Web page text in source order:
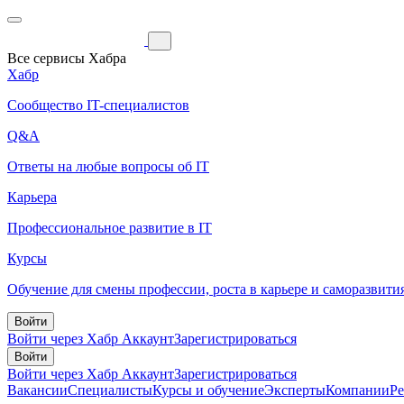
Все сервисы Хабра
Хабр
Сообщество IT-специалистов
Q&A
Ответы на любые вопросы об IT
Карьера
Профессиональное развитие в IT
Курсы
Обучение для смены профессии, роста в карьере и
Войти
Войти через Хабр АккаунтЗарегистрироваться
Войти
Войти через Хабр АккаунтЗарегистрироваться
ВакансииСпециалистыКурсы и обучениеЭкспертыКомпании